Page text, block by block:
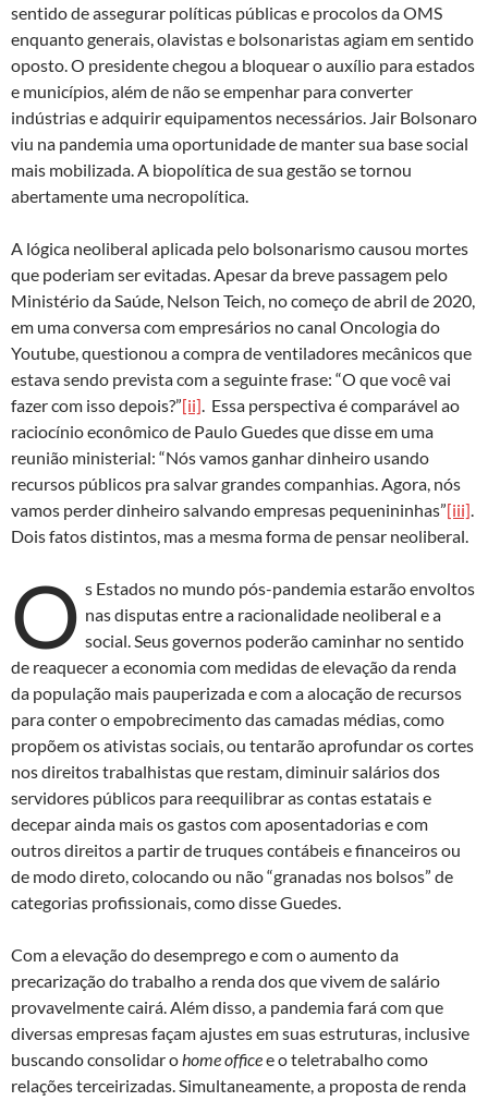
sentido de assegurar políticas públicas e procolos da OMS
enquanto generais, olavistas e bolsonaristas agiam em sentido
oposto. O presidente chegou a bloquear o auxílio para estados
e municípios, além de não se empenhar para converter
indústrias e adquirir equipamentos necessários. Jair Bolsonaro
viu na pandemia uma oportunidade de manter sua base social
mais mobilizada. A biopolítica de sua gestão se tornou
abertamente uma necropolítica.
A lógica neoliberal aplicada pelo bolsonarismo causou mortes
que poderiam ser evitadas. Apesar da breve passagem pelo
Ministério da Saúde, Nelson Teich, no começo de abril de 2020,
em uma conversa com empresários no canal Oncologia do
Youtube, questionou a compra de ventiladores mecânicos que
estava sendo prevista com a seguinte frase: “O que você vai
fazer com isso depois?”[ii]. Essa perspectiva é comparável ao
raciocínio econômico de Paulo Guedes que disse em uma
reunião ministerial: “Nós vamos ganhar dinheiro usando
recursos públicos pra salvar grandes companhias. Agora, nós
vamos perder dinheiro salvando empresas pequenininhas”[iii].
Dois fatos distintos, mas a mesma forma de pensar neoliberal.
O s Estados no mundo pós-pandemia estarão envoltos
nas disputas entre a racionalidade neoliberal e a
social. Seus governos poderão caminhar no sentido
de reaquecer a economia com medidas de elevação da renda
da população mais pauperizada e com a alocação de recursos
para conter o empobrecimento das camadas médias, como
propõem os ativistas sociais, ou tentarão aprofundar os cortes
nos direitos trabalhistas que restam, diminuir salários dos
servidores públicos para reequilibrar as contas estatais e
decepar ainda mais os gastos com aposentadorias e com
outros direitos a partir de truques contábeis e financeiros ou
de modo direto, colocando ou não “granadas nos bolsos” de
categorias profissionais, como disse Guedes.
Com a elevação do desemprego e com o aumento da
precarização do trabalho a renda dos que vivem de salário
provavelmente cairá. Além disso, a pandemia fará com que
diversas empresas façam ajustes em suas estruturas, inclusive
buscando consolidar ohome officee o teletrabalho como
relações terceirizadas. Simultaneamente, a proposta de renda